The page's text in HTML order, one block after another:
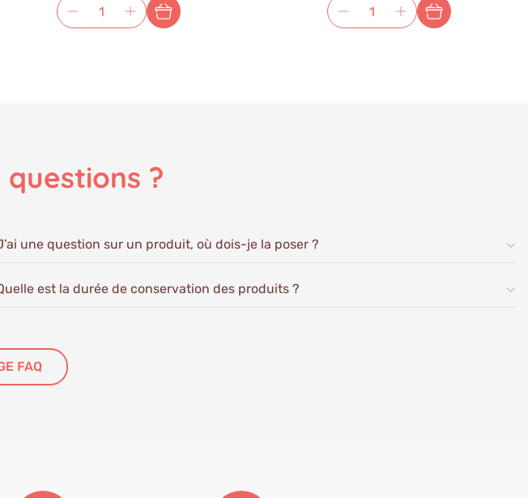
questions ?
une question sur un produit, où dois-je la poser ?
est la durée de conservation des produits ?
FAQ